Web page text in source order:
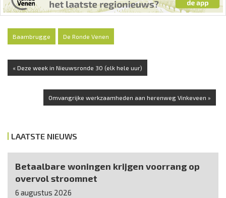
Baambrugge De Ronde Venen
« Deze week in Nieuwsronde 30 (elk hele uur)
Omvangrijke werkzaamheden aan herenweg Vinkeveen »
LAATSTE NIEUWS
Betaalbare woningen krijgen voorrang op
overvol stroomnet
6 augustus 2026